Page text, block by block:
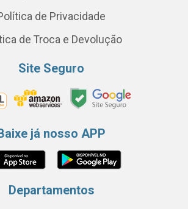
de Privacidade
de Troca e Devolução
Site Seguro
já nosso APP
Departamentos